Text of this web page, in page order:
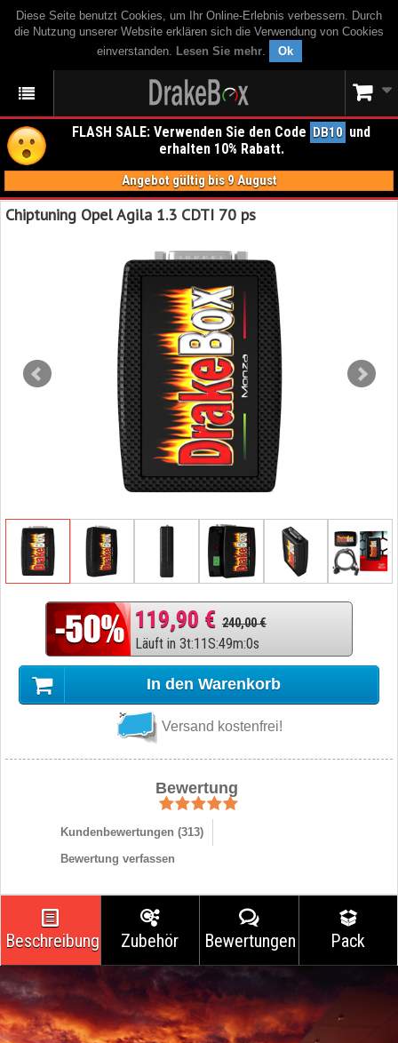
Diese Seite benutzt Cookies, um Ihr Online-Erlebnis verbessern. Durch
die Nutzung unserer Website erklären sich die Verwendung von Cookies
einverstanden. Lesen Sie mehr. Ok
FLASH SALE: Verwenden Sie den Code DB10 und
erhalten 10% Rabatt.
Angebot gültig bis 9 August
Chiptuning Opel Agila 1.3 CDTI 70 ps
119,90 € 240,00 €
Läuft in 3t:11S:48m:59
In den Warenkorb
Versand kostenfrei!
Bewertung
Kundenbewertungen (313)
Bewertung verfassen
Beschreibung Zubehör Bewertungen Pack